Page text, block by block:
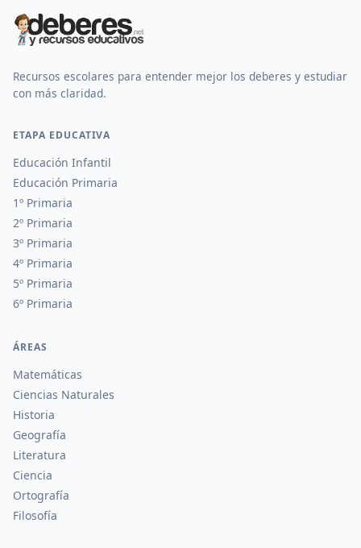
Recursos escolares para entender mejor los deberes y estudiar
con más claridad.
ETAPA EDUCATIVA
Educación Infantil
Educación Primaria
1º Primaria
2º Primaria
3º Primaria
4º Primaria
5º Primaria
6º Primaria
ÁREAS
Matemáticas
Ciencias Naturales
Historia
Geografía
Literatura
Ciencia
Ortografía
Filosofía